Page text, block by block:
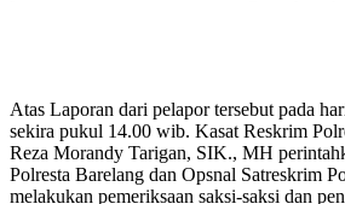
Atas Laporan dari pelapor tersebut pada
sekira pukul 14.00 wib. Kasat Reskrim
Reza Morandy Tarigan, SIK., MH
Polresta Barelang dan Opsnal Satreskrim
melakukan pemeriksaan saksi-saksi dan